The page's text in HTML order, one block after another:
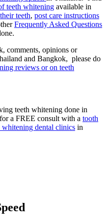
teeth whitening available in
teeth, post care instructions
Frequently Asked Questions
comments, opinions or
and Bangkok, please do
reviews or on teeth
teeth whitening done in
a FREE consult with a tooth
whitening dental clinics in